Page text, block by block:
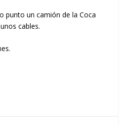
punto un camión de la Coca
cables.